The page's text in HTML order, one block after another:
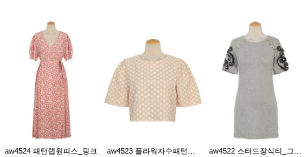
aw4524 패턴랩원피스_핑크